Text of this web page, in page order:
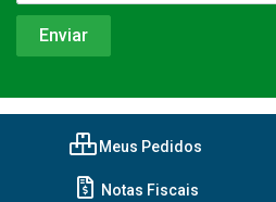
Meus Pedidos
Notas Fiscais